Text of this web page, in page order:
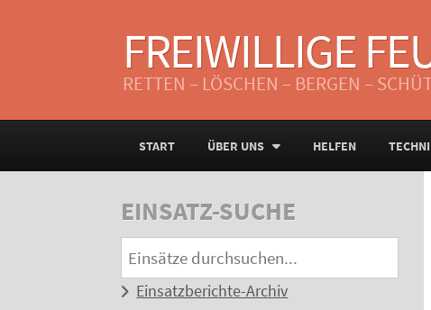
FREIWILLIGE
RETTEN – LÖSCHEN – BERGEN –
START ÜBER UNS HELFEN
EINSATZ-SUCHE
Einsatzberichte-Archiv